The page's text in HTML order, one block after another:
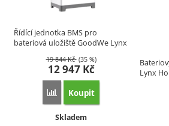
Řídící jednotka BMS pro
bateriová uložiště GoodWe Lynx
19 844Kč (35 %)
12 947 Kč
Přidat 'Řídící BMS LX-H
Koupit
Dostupnost:
Skladem
Lynx